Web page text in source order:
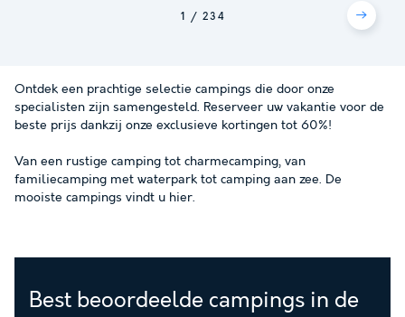
1 23 4
Ontdek een prachtige selectie campings die door onze
specialisten zijn samengesteld. Reserveer uw vakantie voor de
beste prijs dankzij onze exclusieve kortingen tot 60%!
Van een rustige camping tot charmecamping, van
familiecamping met waterpark tot camping aan zee. De
mooiste campings vindt u hier.
Best beoordeelde campings in de